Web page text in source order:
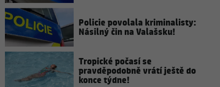
Policie povolala kriminalisty:
Násilný čin na Valašsku!
Tropické počasí se
pravděpodobně vrátí ještě do
konce týdne!